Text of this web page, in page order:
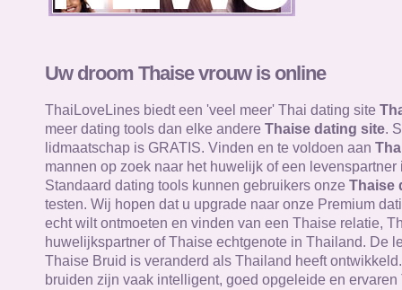
Uw droom Thaise vrouw is online
ThaiLoveLines biedt een 'veel meer' Thai dating site
meer dating tools dan elke andere Thaise dating site.
lidmaatschap is GRATIS. Vinden en te voldoen aan
mannen op zoek naar het huwelijk of een levenspartner
Standaard dating tools kunnen gebruikers onze Thaise
testen. Wij hopen dat u upgrade naar onze Premium
echt wilt ontmoeten en vinden van een Thaise relatie,
huwelijkspartner of Thaise echtgenote in Thailand. De
Thaise Bruid is veranderd als Thailand heeft
bruiden zijn vaak intelligent, goed opgeleide en